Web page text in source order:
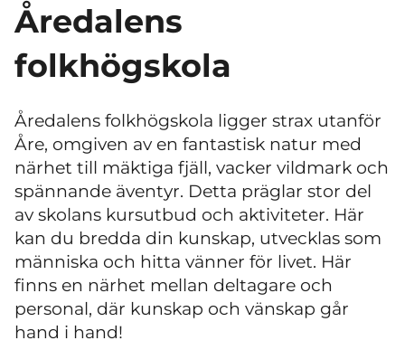
Åredalens
folkhögskola
Åredalens folkhögskola ligger strax utanför
Åre, omgiven av en fantastisk natur med
närhet till mäktiga fjäll, vacker vildmark och
spännande äventyr. Detta präglar stor del
av skolans kursutbud och aktiviteter. Här
kan du bredda din kunskap, utvecklas som
människa och hitta vänner för livet. Här
finns en närhet mellan deltagare och
personal, där kunskap och vänskap går
hand i hand!